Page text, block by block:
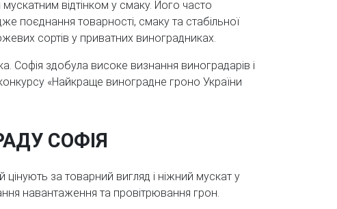
відтінком у смаку. Його часто
поєднання товарності, смаку та стабільної
сортів у приватних виноградниках.
Софія здобула високе визнання виноградарів і
«Найкраще виноградне гроно України
СОФІЯ
за товарний вигляд і ніжний мускат у
навантаження та провітрювання грон.